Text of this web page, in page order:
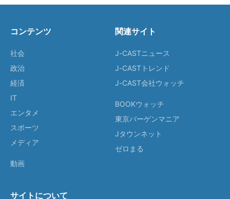
コンテンツ
社会
政治
経済
IT
エンタメ
スポーツ
メディア
動画
関連サイト
J-CASTニュース
J-CASTトレンド
J-CAST会社ウォッチ
BOOKウォッチ
東京バーゲンマニア
Jタウンネット
ゼロまる
サイトについて